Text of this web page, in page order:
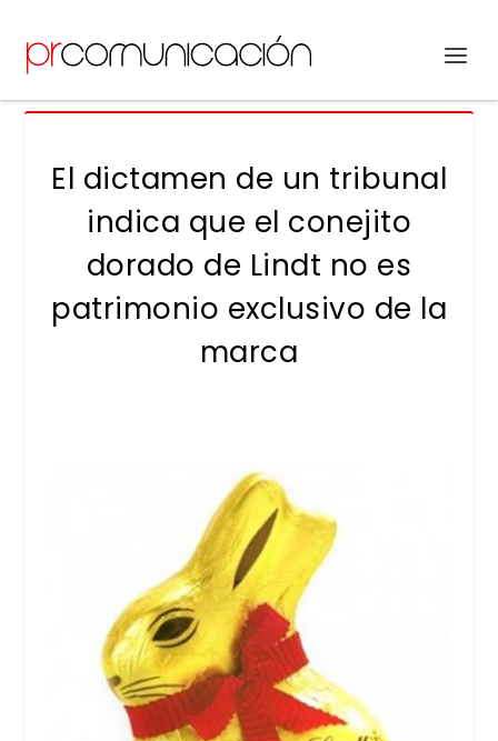
El dictamen de un tribunal
indica que el conejito
dorado de Lindt no es
patrimonio exclusivo de la
marca